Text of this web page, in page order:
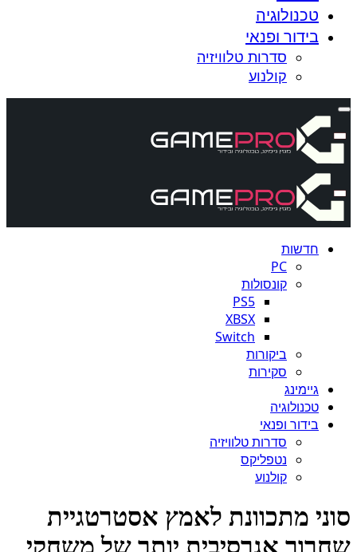
טכנולוגיה
בידור ופנאי
סדרות טלוויזיה
קולנוע
חדשות
PC
קונסולות
PS5
XBSX
Switch
ביקורות
סקירות
גיימינג
טכנולוגיה
בידור ופנאי
סדרות טלוויזיה
נטפליקס
קולנוע
מתכוונת לאמץ אסטרטגיית